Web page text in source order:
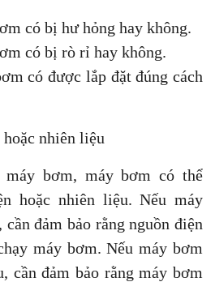
có bị hư hỏng hay không.
có bị rò rỉ hay không.
có được lắp đặt đúng cách
nhiên liệu
bơm, máy bơm có thể
hoặc nhiên liệu. Nếu máy
đảm bảo rằng nguồn điện
máy bơm. Nếu máy bơm
cần đảm bảo rằng máy bơm